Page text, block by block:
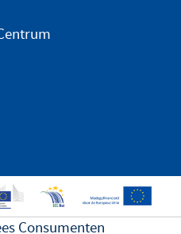
Consumenten